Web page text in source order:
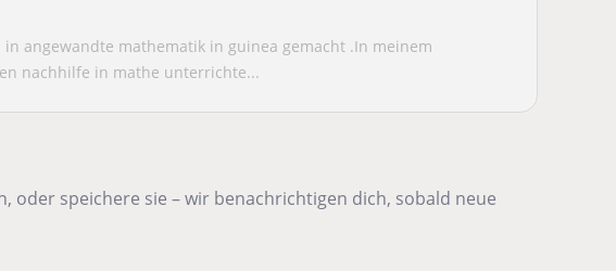
angewandte mathematik in guinea gemacht .In meinem
nachhilfe in mathe unterrichte...
oder speichere sie – wir benachrichtigen dich, sobald neue